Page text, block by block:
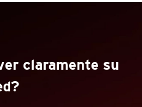
claramente su